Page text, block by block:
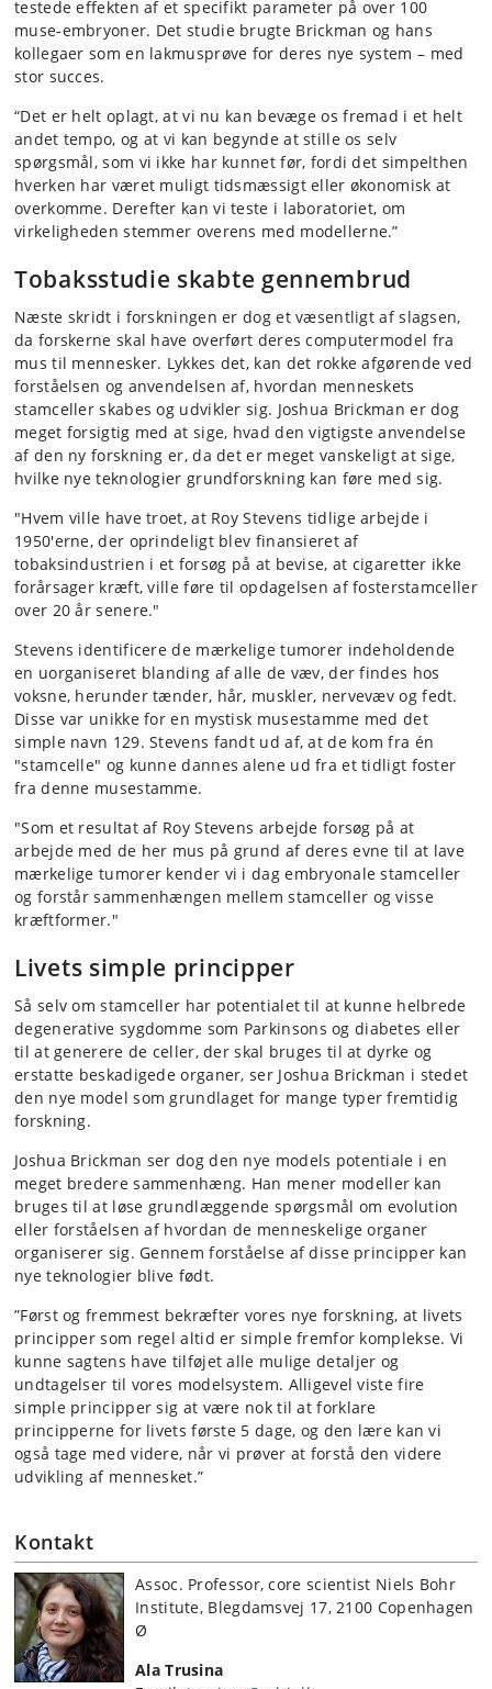
testede effekten af et specifikt parameter på over 100
muse-embryoner. Det studie brugte Brickman og hans
kollegaer som en lakmusprøve for deres nye system – med
stor succes.
“Det er helt oplagt, at vi nu kan bevæge os fremad i et helt
andet tempo, og at vi kan begynde at stille os selv
spørgsmål, som vi ikke har kunnet før, fordi det simpelthen
hverken har været muligt tidsmæssigt eller økonomisk at
overkomme. Derefter kan vi teste i laboratoriet, om
virkeligheden stemmer overens med modellerne.”
Tobaksstudie skabte gennembrud
Næste skridt i forskningen er dog et væsentligt af slagsen,
da forskerne skal have overført deres computermodel fra
mus til mennesker. Lykkes det, kan det rokke afgørende ved
forståelsen og anvendelsen af, hvordan menneskets
stamceller skabes og udvikler sig. Joshua Brickman er dog
meget forsigtig med at sige, hvad den vigtigste anvendelse
af den ny forskning er, da det er meget vanskeligt at sige,
hvilke nye teknologier grundforskning kan føre med sig.
"Hvem ville have troet, at Roy Stevens tidlige arbejde i
1950'erne, der oprindeligt blev finansieret af
tobaksindustrien i et forsøg på at bevise, at cigaretter ikke
forårsager kræft, ville føre til opdagelsen af fosterstamceller
over 20 år senere."
Stevens identificere de mærkelige tumorer indeholdende
en uorganiseret blanding af alle de væv, der findes hos
voksne, herunder tænder, hår, muskler, nervevæv og fedt.
Disse var unikke for en mystisk musestamme med det
simple navn 129. Stevens fandt ud af, at de kom fra én
"stamcelle" og kunne dannes alene ud fra et tidligt foster
fra denne musestamme.
"Som et resultat af Roy Stevens arbejde forsøg på at
arbejde med de her mus på grund af deres evne til at lave
mærkelige tumorer kender vi i dag embryonale stamceller
og forstår sammenhængen mellem stamceller og visse
kræftformer."
Livets simple principper
Så selv om stamceller har potentialet til at kunne helbrede
degenerative sygdomme som Parkinsons og diabetes eller
til at generere de celler, der skal bruges til at dyrke og
erstatte beskadigede organer, ser Joshua Brickman i stedet
den nye model som grundlaget for mange typer fremtidig
forskning.
Joshua Brickman ser dog den nye models potentiale i en
meget bredere sammenhæng. Han mener modeller kan
bruges til at løse grundlæggende spørgsmål om evolution
eller forståelsen af hvordan de menneskelige organer
organiserer sig. Gennem forståelse af disse principper kan
nye teknologier blive født.
”Først og fremmest bekræfter vores nye forskning, at livets
principper som regel altid er simple fremfor komplekse. Vi
kunne sagtens have tilføjet alle mulige detaljer og
undtagelser til vores modelsystem. Alligevel viste fire
simple principper sig at være nok til at forklare
principperne for livets første 5 dage, og den lære kan vi
også tage med videre, når vi prøver at forstå den videre
udvikling af mennesket.”
Kontakt
Assoc. Professor, core scientist Niels Bohr
Institute, Blegdamsvej 17, 2100 Copenhagen
Ø
Ala Trusina